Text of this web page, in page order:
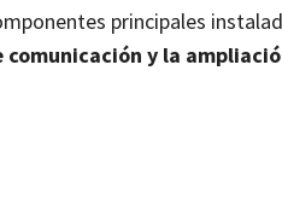
principales
comunicación y la